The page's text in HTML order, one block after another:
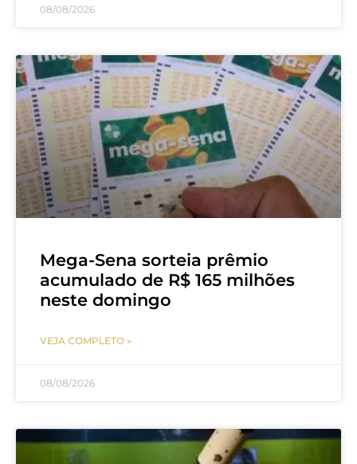
08/08/2026
Mega-Sena sorteia prêmio
acumulado de R$ 165 milhões
neste domingo
VEJA COMPLETO »
08/08/2026